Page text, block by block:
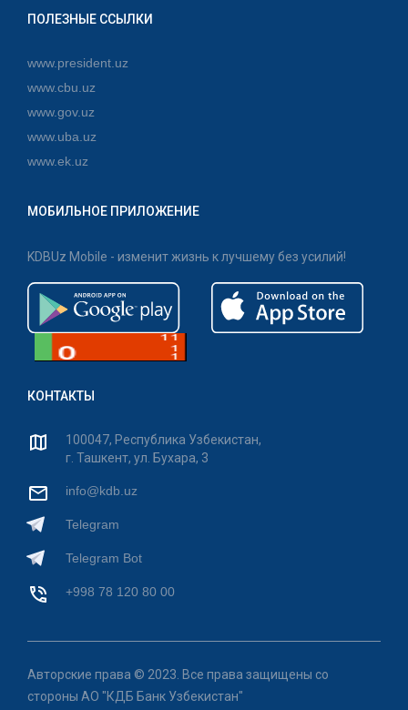
ПОЛЕЗНЫЕ ССЫЛКИ
www.president.uz
www.cbu.uz
www.gov.uz
www.uba.uz
www.ek.uz
МОБИЛЬНОЕ ПРИЛОЖЕНИЕ
KDBUz Mobile - изменит жизнь к лучшему без усилий!
КОНТАКТЫ
100047, Республика Узбекистан,
г. Ташкент, ул. Бухара, 3
info@kdb.uz
Telegram
Telegram Bot
+998 78 120 80 00
Авторские права © 2023. Все права защищены со
стороны АО "КДБ Банк Узбекистан"